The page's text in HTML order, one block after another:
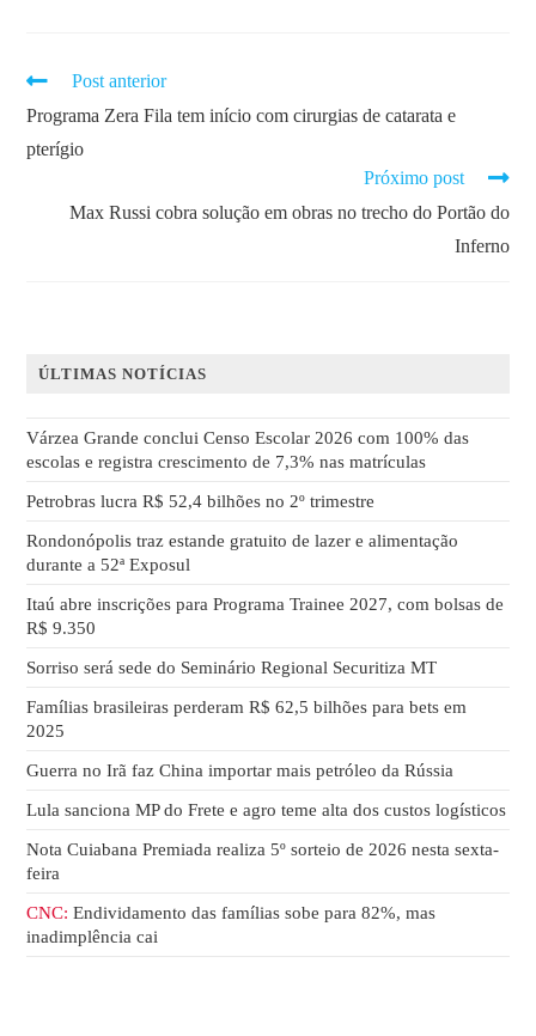
Post anterior
Programa Zera Fila tem início com cirurgias de catarata e
pterígio
Próximo post
Max Russi cobra solução em obras no trecho do Portão do
Inferno
ÚLTIMAS NOTÍCIAS
Várzea Grande conclui Censo Escolar 2026 com 100% das
escolas e registra crescimento de 7,3% nas matrículas
Petrobras lucra R$ 52,4 bilhões no 2º trimestre
Rondonópolis traz estande gratuito de lazer e alimentação
durante a 52ª Exposul
Itaú abre inscrições para Programa Trainee 2027, com bolsas de
R$ 9.350
Sorriso será sede do Seminário Regional Securitiza MT
Famílias brasileiras perderam R$ 62,5 bilhões para bets em
2025
Guerra no Irã faz China importar mais petróleo da Rússia
Lula sanciona MP do Frete e agro teme alta dos custos logísticos
Nota Cuiabana Premiada realiza 5º sorteio de 2026 nesta sexta-
feira
CNC: Endividamento das famílias sobe para 82%, mas
inadimplência cai